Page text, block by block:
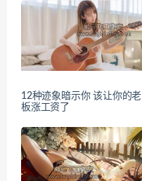
12种迹象暗示你 该让你的老
板涨工资了